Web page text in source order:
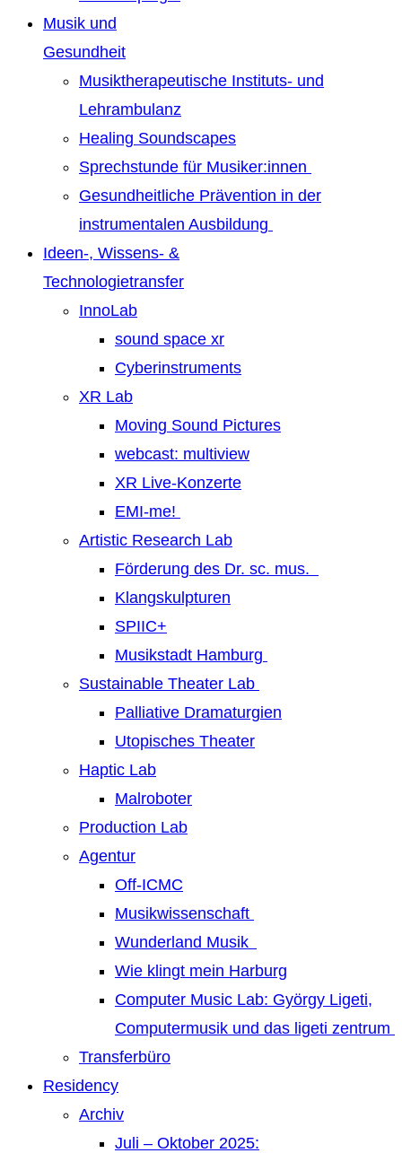
Musik und
Gesundheit
Musiktherapeutische Instituts- und
Lehrambulanz
Healing Soundscapes
Sprechstunde für Musiker:innen
Gesundheitliche Prävention in der
instrumentalen Ausbildung
Ideen-, Wissens- &
Technologietransfer
InnoLab
sound space xr
Cyberinstruments
XR Lab
Moving Sound Pictures
webcast: multiview
XR Live-Konzerte
EMI-me!
Artistic Research Lab
Förderung des Dr. sc. mus.
Klangskulpturen
SPIIC+
Musikstadt Hamburg
Sustainable Theater Lab
Palliative Dramaturgien
Utopisches Theater
Haptic Lab
Malroboter
Production Lab
Agentur
Off-ICMC
Musikwissenschaft
Wunderland Musik
Wie klingt mein Harburg
Computer Music Lab: György Ligeti,
Computermusik und das ligeti zentrum
Transferbüro
Residency
Archiv
Juli – Oktober 2025: